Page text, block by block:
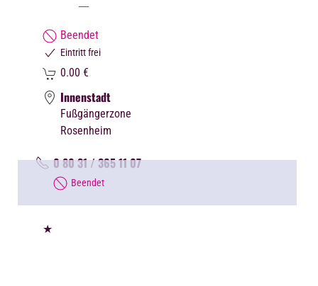
Beendet
Eintritt frei
0.00 €
Innenstadt
Fußgängerzone
Rosenheim
0 80 31 / 365 11 07
★
Beendet